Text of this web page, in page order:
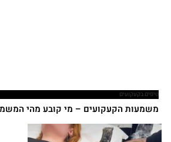
טיפים בקעקועים
משמעות הקעקועים – מי קובע מהי